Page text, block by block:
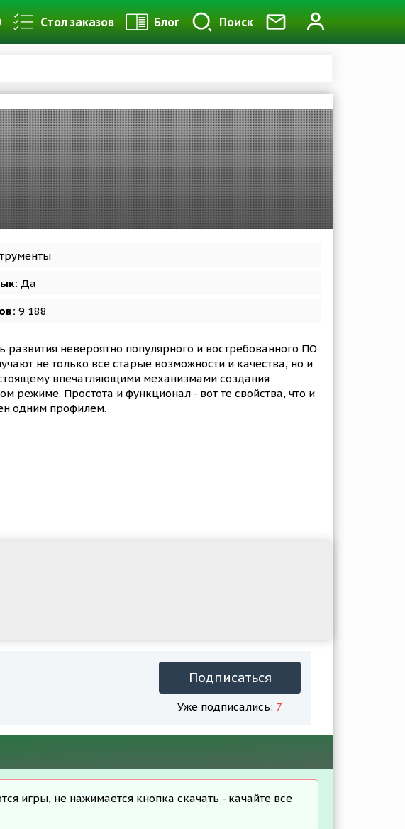
Стол заказов Блог Поиск
Да
9 188
невероятно популярного и востребованного ПО
не только все старые возможности и качества, но и
впечатляющими механизмами создания
режиме. Простота и функционал - вот те свойства, что и
одним профилем.
Подписаться
Уже подписались: 7
игры, не нажимается кнопка скачать - качайте все